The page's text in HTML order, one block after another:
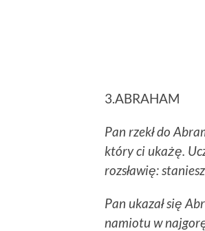
3.ABRAHAM
Pan rzekł do
który ci ukażę.
rozsławię:
Pan ukazał się
namiotu w